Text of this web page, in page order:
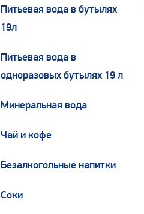
Питьевая вода в бутылях
19л
Питьевая вода в
одноразовых бутылях 19 л
Минеральная вода
Чай и кофе
Безалкогольные напитки
Соки